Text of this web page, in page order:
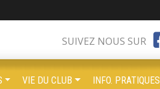
SUIVEZ NOUS SUR
VIE DU CLUB INFO. PRATIQUES